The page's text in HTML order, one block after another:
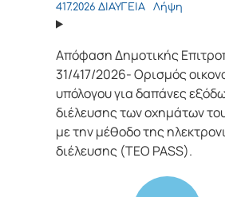
417.2026 ΔΙΑΥΓΕΙΑ Λήψη
Απόφαση Δημοτικής
31/417/2026- Ορισμός
υπόλογου για δαπάνες
διέλευσης των οχημάτων
με την μέθοδο της
διέλευσης (TEO PASS).